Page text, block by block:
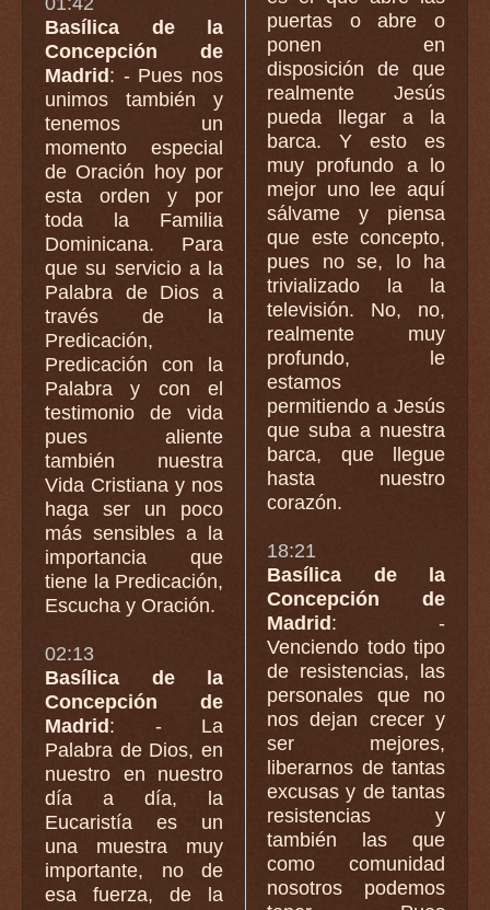
Basílica de la
Concepción de
Madrid: - Pues nos
unimos también y
tenemos un
momento especial
de Oración hoy por
esta orden y por
toda la Familia
Dominicana. Para
que su servicio a la
Palabra de Dios a
través de la
Predicación,
Predicación con la
Palabra y con el
testimonio de vida
pues aliente
también nuestra
Vida Cristiana y nos
haga ser un poco
más sensibles a la
importancia que
tiene la Predicación,
Escucha y Oración.
02:13
Basílica de la
Concepción de
Madrid: - La
Palabra de Dios, en
nuestro en nuestro
día a día, la
Eucaristía es un
una muestra muy
importante, no de
esa fuerza, de la
puertas o abre o
ponen en
disposición de que
realmente Jesús
pueda llegar a la
barca. Y esto es
muy profundo a lo
mejor uno lee aquí
sálvame y piensa
que este concepto,
pues no se, lo ha
trivializado la la
televisión. No, no,
realmente muy
profundo, le
estamos
permitiendo a Jesús
que suba a nuestra
barca, que llegue
hasta nuestro
corazón.
18:21
Basílica de la
Concepción de
Madrid: -
Venciendo todo tipo
de resistencias, las
personales que no
nos dejan crecer y
ser mejores,
liberarnos de tantas
excusas y de tantas
resistencias y
también las que
como comunidad
nosotros podemos